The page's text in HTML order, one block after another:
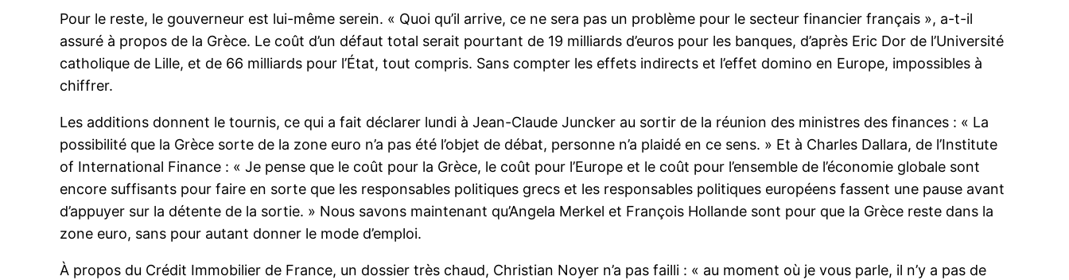
Pour le reste, le gouverneur est lui-même serein. « Quoi qu’il arrive, ce ne sera pas un problème pour le secteur financier français », a-t-il
assuré à propos de la Grèce. Le coût d’un défaut total serait pourtant de 19 milliards d’euros pour les banques, d’après Eric Dor de l’Université
catholique de Lille, et de 66 milliards pour l’État, tout compris. Sans compter les effets indirects et l’effet domino en Europe, impossibles à
chiffrer.
Les additions donnent le tournis, ce qui a fait déclarer lundi à Jean-Claude Juncker au sortir de la réunion des ministres des finances : « La
possibilité que la Grèce sorte de la zone euro n’a pas été l’objet de débat, personne n’a plaidé en ce sens. » Et à Charles Dallara, de l’Institute
of International Finance : « Je pense que le coût pour la Grèce, le coût pour l’Europe et le coût pour l’ensemble de l’économie globale sont
encore suffisants pour faire en sorte que les responsables politiques grecs et les responsables politiques européens fassent une pause avant
d’appuyer sur la détente de la sortie. » Nous savons maintenant qu’Angela Merkel et François Hollande sont pour que la Grèce reste dans la
zone euro, sans pour autant donner le mode d’emploi.
À propos du Crédit Immobilier de France, un dossier très chaud, Christian Noyer n’a pas failli : « au moment où je vous parle, il n’y a pas de